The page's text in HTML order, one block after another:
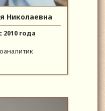
Николаевна
года